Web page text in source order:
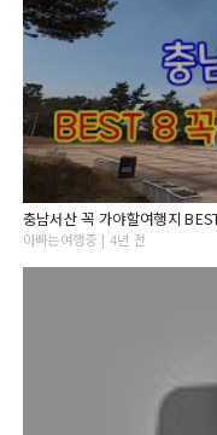
아빠는여행중 | 4년 전